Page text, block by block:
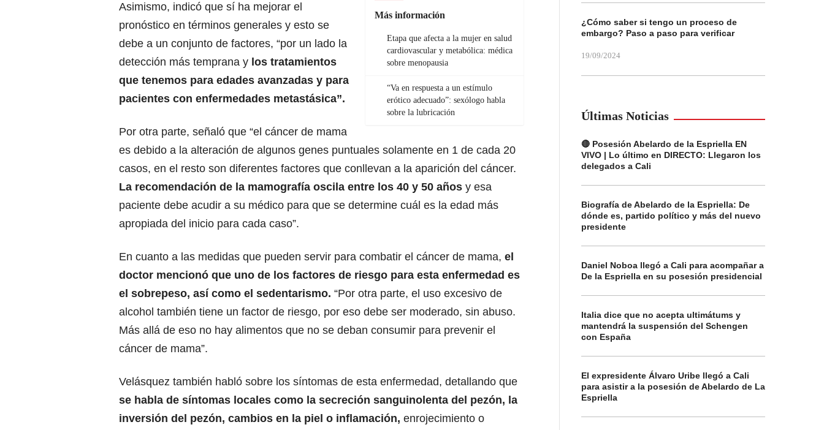
Más información
Etapa que afecta a la mujer en salud
cardiovascular y metabólica: médica
sobre menopausia
“Va en respuesta a un estímulo
erótico adecuado”: sexólogo habla
sobre la lubricación
Asimismo, indicó que sí ha mejorar el
pronóstico en términos generales y esto se
debe a un conjunto de factores, “por un lado la
detección más temprana y los tratamientos
que tenemos para edades avanzadas y para
pacientes con enfermedades metastásica”.
Por otra parte, señaló que “el cáncer de mama
es debido a la alteración de algunos genes puntuales solamente en 1 de cada 20
casos, en el resto son diferentes factores que conllevan a la aparición del cáncer.
La recomendación de la mamografía oscila entre los 40 y 50 años y esa
paciente debe acudir a su médico para que se determine cuál es la edad más
apropiada del inicio para cada caso”.
En cuanto a las medidas que pueden servir para combatir el cáncer de mama, el
doctor mencionó que uno de los factores de riesgo para esta enfermedad es
el sobrepeso, así como el sedentarismo. “Por otra parte, el uso excesivo de
alcohol también tiene un factor de riesgo, por eso debe ser moderado, sin abuso.
Más allá de eso no hay alimentos que no se deban consumir para prevenir el
cáncer de mama”.
Velásquez también habló sobre los síntomas de esta enfermedad, detallando que
se habla de síntomas locales como la secreción sanguinolenta del pezón, la
inversión del pezón, cambios en la piel o inflamación, enrojecimiento o
¿Cómo saber si tengo un proceso de
embargo? Paso a paso para verificar
19/09/2024
Últimas Noticias
🔴 Posesión Abelardo de la Espriella EN
VIVO | Lo último en DIRECTO: Llegaron los
delegados a Cali
Biografía de Abelardo de la Espriella: De
dónde es, partido político y más del nuevo
presidente
Daniel Noboa llegó a Cali para acompañar a
De la Espriella en su posesión presidencial
Italia dice que no acepta ultimátums y
mantendrá la suspensión del Schengen
con España
El expresidente Álvaro Uribe llegó a Cali
para asistir a la posesión de Abelardo de La
Espriella